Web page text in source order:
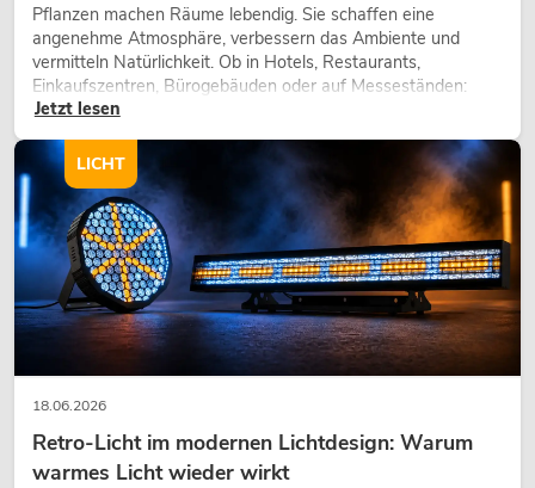
Pflanzen machen Räume lebendig. Sie schaffen eine
angenehme Atmosphäre, verbessern das Ambiente und
vermitteln Natürlichkeit. Ob in Hotels, Restaurants,
Einkaufszentren, Bürogebäuden oder auf Messeständen:
eine hochwertige Begrünung gehört heute längst zum
Jetzt lesen
18.06.2026
Retro-Licht im modernen Lichtdesign: Warum
warmes Licht wieder wirkt
LICHT